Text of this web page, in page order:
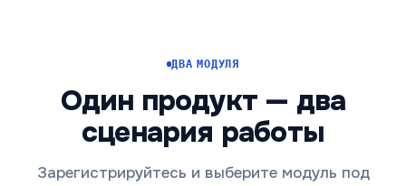
ДВА МОДУЛЯ
Один продукт — два
сценария работы
Зарегистрируйтесь и выберите модуль под